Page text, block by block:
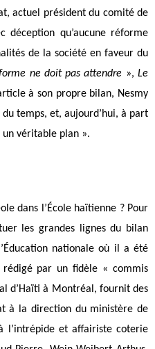
actuel président du comité de
déception qu’aucune réforme
de la société en faveur du
ne doit pas attendre »,Le
à son propre bilan, Nesmy
temps, et, aujourd’hui, à part
un véritable plan ».
dans l’École haïtienne ? Pour
les grandes lignes du bilan
nationale où il a été
par un fidèle « commis
d’Haïti à Montréal, fournit des
à la direction du ministère de
l’intrépide et affairiste coterie